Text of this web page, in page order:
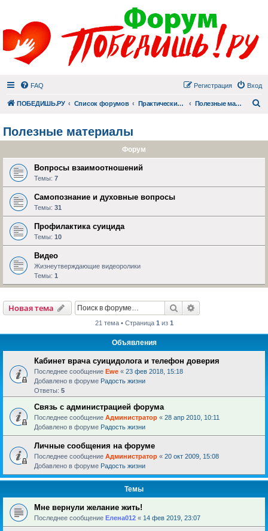
FAQ Вход
Регистрация
ПОБЕДИШЬ.РУ Список форумов Практический раздел Полезные материалы
Полезные материалы
Форум
Вопросы взаимоотношений
Темы: 7
Самопознание и духовные вопросы
Темы: 31
Профилактика суицида
Темы: 10
Видео
Жизнеутверждающие видеоролики
Темы: 1
Новая тема Поиск
21 тема • Страница 1 из 1
Объявления
Кабинет врача суицидолога и телефон доверия
Последнее сообщение Ewe « 23 фев 2018, 15:18
Добавлено в форуме Радость жизни
Ответы: 5
Связь с администрацией форума
Последнее сообщение Администратор « 28 апр 2010, 10:11
Добавлено в форуме Радость жизни
Личные сообщения на форуме
Последнее сообщение Администратор « 20 окт 2009, 15:08
Добавлено в форуме Радость жизни
Темы
Мне вернули желание жить!
Последнее сообщение Елена012 « 14 фев 2019, 23:07